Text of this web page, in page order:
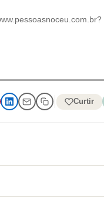
Curtir